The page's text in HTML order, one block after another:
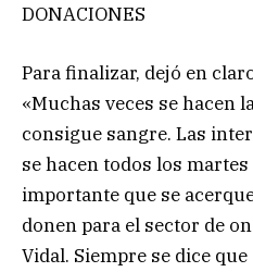
DONACIONES
Para finalizar, dejó en
«Muchas veces se hacen
consigue sangre. Las
se hacen todos los martes
importante que se
donen para el sector de
Vidal. Siempre se dice